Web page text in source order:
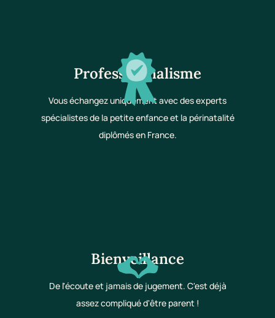
Professionnalisme
Vous échangez uniquement avec des experts
spécialistes de la petite enfance et la périnatalité
diplômés en France.
Bienveillance
De l'écoute et jamais de jugement. C'est déjà
assez compliqué d'être parent !